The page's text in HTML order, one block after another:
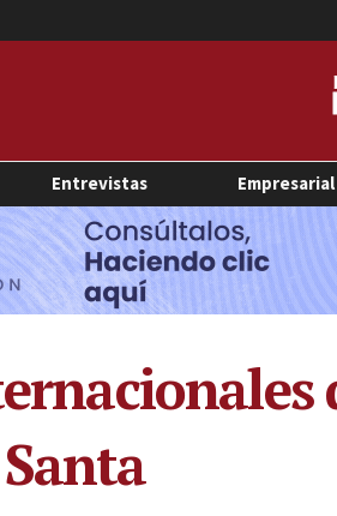
Entrevistas Empresarial